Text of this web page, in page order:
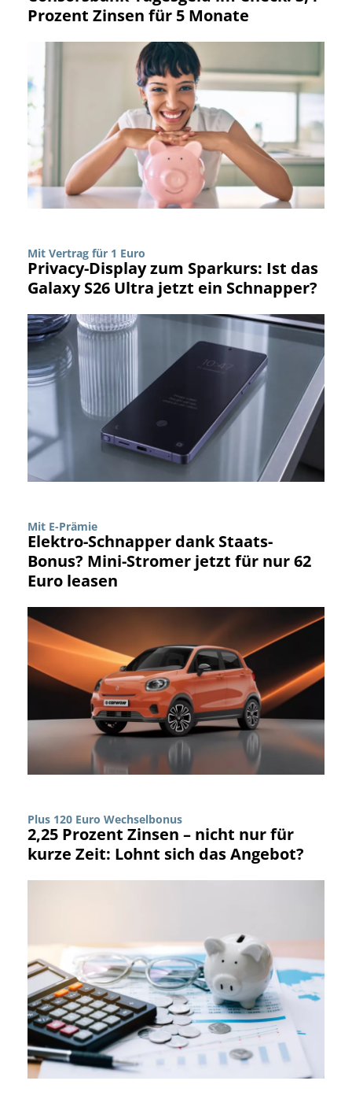
Prozent Zinsen für 5 Monate
Mit Vertrag für 1 Euro
Privacy-Display zum Sparkurs: Ist das
Galaxy S26 Ultra jetzt ein Schnapper?
Mit E-Prämie
Elektro-Schnapper dank Staats-
Bonus? Mini-Stromer jetzt für nur 62
Euro leasen
Plus 120 Euro Wechselbonus
2,25 Prozent Zinsen – nicht nur für
kurze Zeit: Lohnt sich das Angebot?